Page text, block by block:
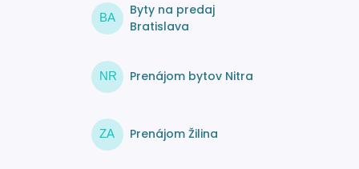
BA
Byty na predaj
Bratislava
NR Prenájom bytov Nitra
ZA Prenájom Žilina